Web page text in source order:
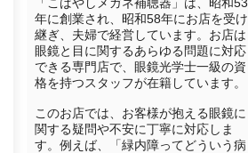
年に創業され、昭和58年にお店を受け
継ぎ、夫婦で経営しています。お店は
眼鏡と目に関するあらゆる問題に対応
できる専門店で、眼鏡光学士一級の資
格を持つスタッフが在籍しています。
このお店では、お客様が抱える眼鏡に
関する疑問や不安に丁寧に対応しま
す。例えば、「緑内障ってどういう病